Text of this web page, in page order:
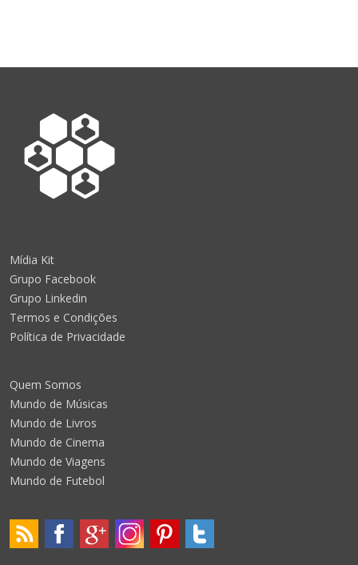
Mídia Kit
Grupo Facebook
Grupo Linkedin
Termos e Condições
Política de Privacidade
Quem Somos
Mundo de Músicas
Mundo de Livros
Mundo de Cinema
Mundo de Viagens
Mundo de Futebol